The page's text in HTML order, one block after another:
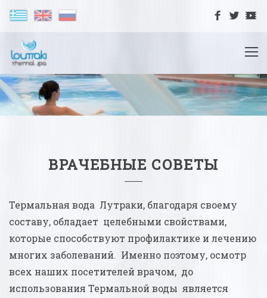
ВРАЧЕБНЫЕ СОВЕТЫ
Термальная вода Лутраки, благодаря своему
составу, обладает целебными свойствами,
которые способствуют профилактике и лечению
многих заболеваний. Именно поэтому, осмотр
всех наших посетителей врачом, до
использования Термальной воды является